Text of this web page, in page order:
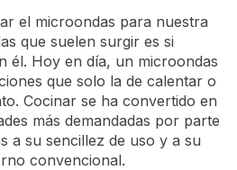
el microondas para nuestra
que suelen surgir es si
él. Hoy en día, un microondas
que solo la de calentar o
Cocinar se ha convertido en
más demandadas por parte
a su sencillez de uso y a su
convencional.